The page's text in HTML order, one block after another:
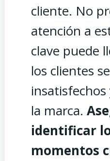
cliente. No
atención a
clave puede
los clientes
la marca.
identificar
momentos